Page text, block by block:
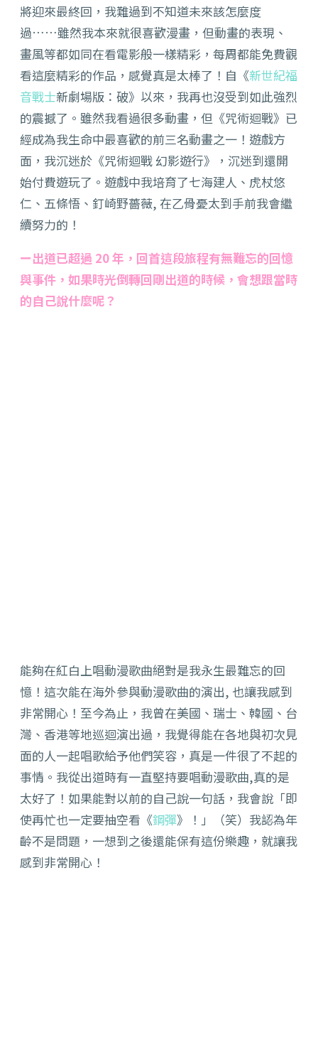
將迎來最終回，我難過到不知道未來該怎麼度
過……雖然我本來就很喜歡漫畫，但動畫的表現、
畫風等都如同在看電影般一樣精彩，每周都能免費觀
看這麼精彩的作品，感覺真是太棒了！自《新世紀福
音戰士新劇場版：破》以來，我再也沒受到如此強烈
的震撼了。雖然我看過很多動畫，但《咒術迴戰》已
經成為我生命中最喜歡的前三名動畫之一！遊戲方
面，我沉迷於《咒術迴戰 幻影遊行》，沉迷到還開
始付費遊玩了。遊戲中我培育了七海建人、虎杖悠
仁、五條悟、釘崎野薔薇, 在乙骨憂太到手前我會繼
續努力的！
ー出道已超過 20 年，回首這段旅程有無難忘的回憶
與事件，如果時光倒轉回剛出道的時候，會想跟當時
的自己說什麼呢？
能夠在紅白上唱動漫歌曲絕對是我永生最難忘的回
憶！這次能在海外參與動漫歌曲的演出, 也讓我感到
非常開心！至今為止，我曾在美國、瑞士、韓國、台
灣、香港等地巡迴演出過，我覺得能在各地與初次見
面的人一起唱歌給予他們笑容，真是一件很了不起的
事情。我從出道時有一直堅持要唱動漫歌曲,真的是
太好了！如果能對以前的自己說一句話，我會說「即
使再忙也一定要抽空看《鋼彈》！」（笑）我認為年
齡不是問題，一想到之後還能保有這份樂趣，就讓我
感到非常開心！